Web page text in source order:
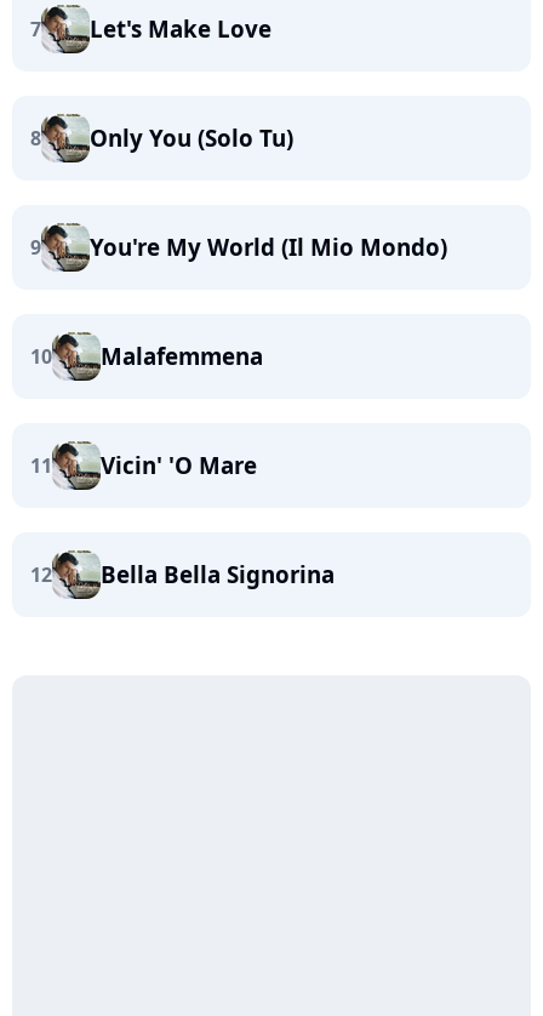
7 Let's Make Love
8 Only You (Solo Tu)
9 You're My World (Il Mio Mondo)
10 Malafemmena
11 Vicin' 'O Mare
12 Bella Bella Signorina